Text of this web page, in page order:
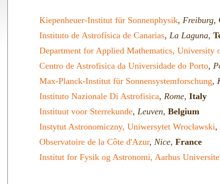
Kiepenheuer-Institut für Sonnenphysik, Freiburg,
Instituto de Astrofísica de Canarias, La Laguna,
Department for Applied Mathematics, University
Centro de Astrofisica da Universidade do Porto,
Max-Planck-Institut für Sonnensystemforschung,
Instituto Nazionale Di Astrofisica, Rome, Italy
Instituut voor Sterrekunde, Leuven, Belgium
Instytut Astronomiczny, Uniwersytet Wrocławski,
Observatoire de la Côte d'Azur, Nice, France
Institut for Fysik og Astronomi, Aarhus